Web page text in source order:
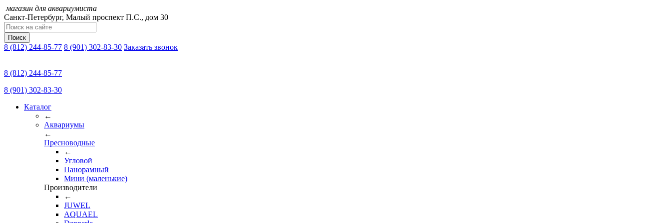
магазин для аквариумиста
Санкт-Петербург, Малый проспект П.C., дом 30
Поиск
8 (812) 244-85-77 8 (901) 302-83-30 Заказать звонок
8 (812) 244-85-77
8 (901) 302-83-30
Каталог
←
Аквариумы
←
Пресноводные
←
Угловой
Панорамный
Мини (маленькие)
Производители
←
JUWEL
AQUAEL